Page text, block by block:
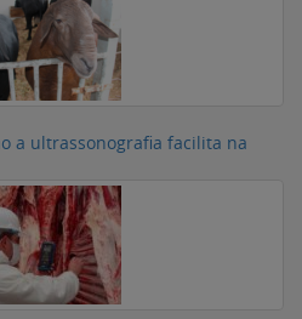
a ultrassonografia facilita na